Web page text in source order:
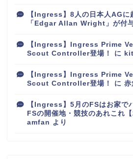
【Ingress】8人の日本人AGに
「Edgar Allan Wright」が付与
【Ingress】Ingress Prime
Scout Controller登場！
に
【Ingress】Ingress Prime
Scout Controller登場！
に 赤
【Ingress】5月のFSはお家で
FSの開催地・競技のあれこれ
amfan より